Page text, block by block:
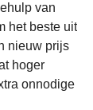
van
het beste uit
nieuw prijs
hoger
onnodige